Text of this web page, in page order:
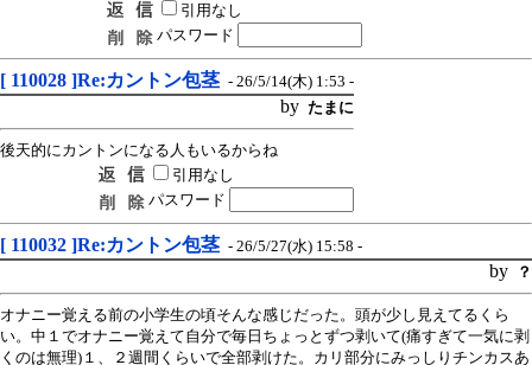
引用なし
パスワード
[ 110028 ]Re:カントン包茎 - 26/5/14(木) 1:53 -
by たまに
後天的にカントンになる人もいるからね
引用なし
パスワード
[ 110032 ]Re:カントン包茎 - 26/5/27(水) 15:58 -
by ？
オナニー覚える前の小学生の頃そんな感じだった。頭が少し見えてるくら
い。中１でオナニー覚えて自分で毎日ちょっとずつ剥いて(痛すぎて一気に剥
くのは無理)１、２週間くらいで全部剥けた。カリ部分にみっしりチンカスあ